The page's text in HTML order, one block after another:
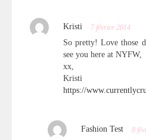
Kristi 7 février 2014
So pretty! Love those
see you here at NYFW,
xx,
Kristi
https://
Fashion Test 8